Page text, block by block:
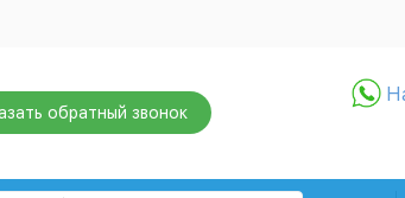
обратный звонок